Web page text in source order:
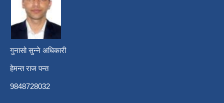
गुनासो सुन्ने अधिकारी
हेमन्त राज पन्त
9848728032